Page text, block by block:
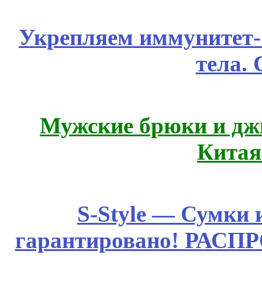
Укрепляем
тела.
Мужские брюки и
S-Style — Сумки
гарантировано!